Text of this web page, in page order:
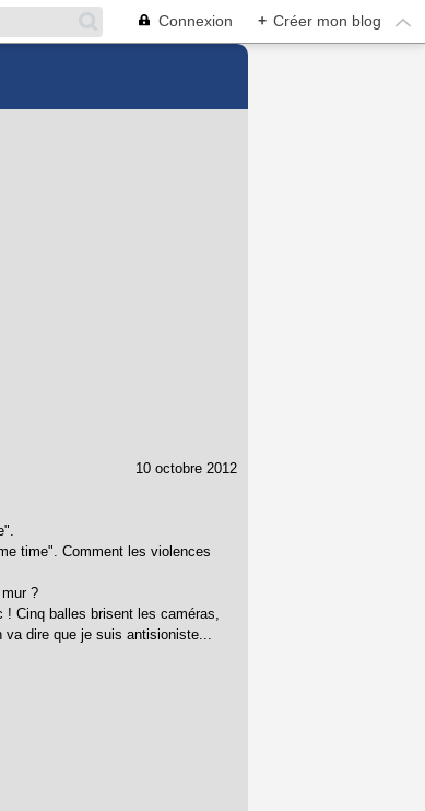
Connexion + Créer mon blog
10 octobre 2012
time". Comment les violences
?
! Cinq balles brisent les caméras,
dire que je suis antisioniste...